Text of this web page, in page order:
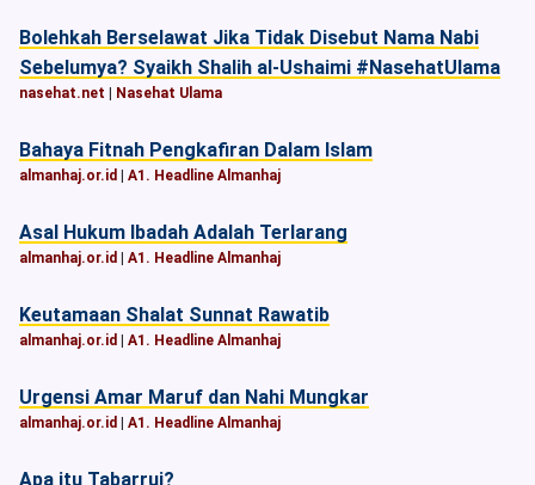
Bolehkah Berselawat Jika Tidak Disebut Nama Nabi
Sebelumya? Syaikh Shalih al-Ushaimi #NasehatUlama
nasehat.net Nasehat Ulama
Bahaya Fitnah Pengkafiran Dalam Islam
almanhaj.or.id A1. Headline Almanhaj
Asal Hukum Ibadah Adalah Terlarang
almanhaj.or.id A1. Headline Almanhaj
Keutamaan Shalat Sunnat Rawatib
almanhaj.or.id A1. Headline Almanhaj
Urgensi Amar Maruf dan Nahi Mungkar
almanhaj.or.id A1. Headline Almanhaj
Apa itu Tabarruj?